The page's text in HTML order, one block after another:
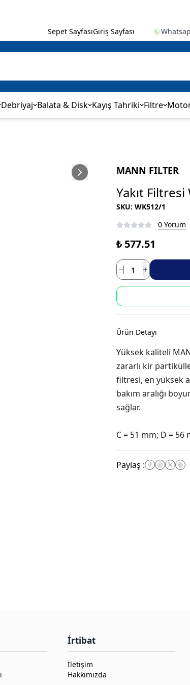
Sepet SayfasıGiriş Sayfası
Debriyaj Balata & Disk Kayış Tahriki Filtre
MANN FILTER
Yakıt Filtresi
SKU: WK512/1
0 Yorum
₺ 577.51
Ürün Detayı
Yüksek kaliteli
zararlı kir
filtresi, en yüksek
bakım aralığı
sağlar.
C = 51 mm; D = 56
Paylaş :
İrtibat
İletişim
Hakkımızda